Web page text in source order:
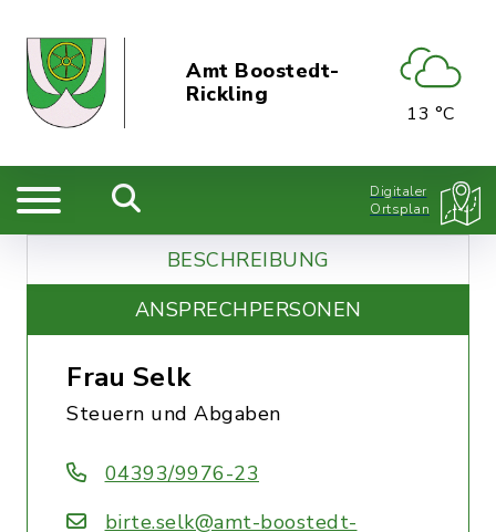
Amt Boostedt-
Rickling
13 °C
Digitaler
Ortsplan
BESCHREIBUNG
ANSPRECHPERSONEN
Frau Selk
Steuern und Abgaben
04393/9976-23
birte.selk@amt-boostedt-